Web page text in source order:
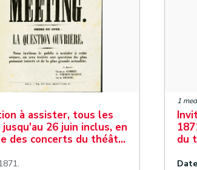
à assister, tous les
26 juin inclus, en
des concerts du théât…
1
du
Date